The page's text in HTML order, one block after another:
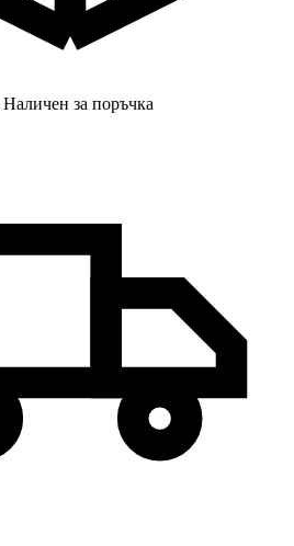
Наличен за поръчка